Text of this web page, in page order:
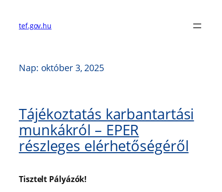
tartalomhoz
tef.gov.hu
Nap: október 3, 2025
Tájékoztatás karbantartási
munkákról – EPER
részleges elérhetőségéről
Tisztelt Pályázók!